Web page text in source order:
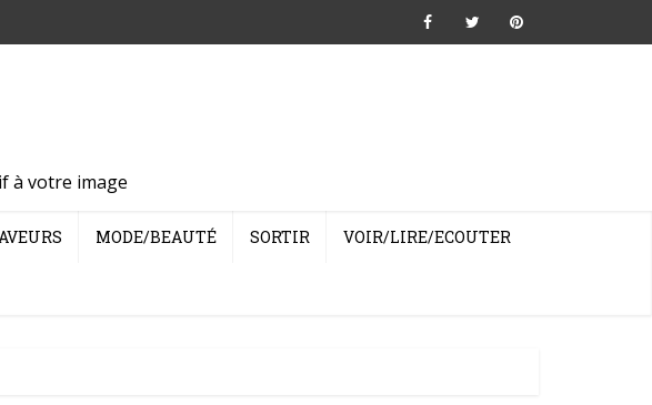
à votre image
MODE/BEAUTÉ SORTIR VOIR/LIRE/ECOUTER